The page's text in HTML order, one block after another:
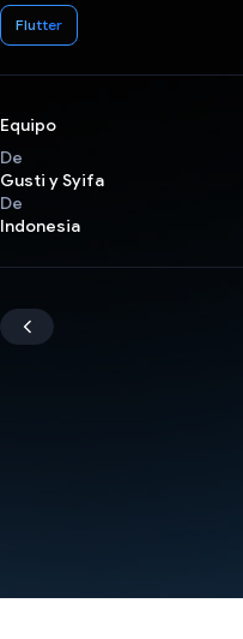
Flutter
Equipo
De
Gusti y Syifa
De
Indonesia